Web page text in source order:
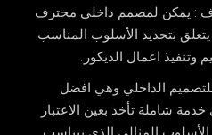
: يمكن لمصمم داخلي محترف
بتحديد الأسلوب المناسب
اعمال الديكور.
الداخلي وهي افضل
شاملة تأخذ بعين الاعتبار